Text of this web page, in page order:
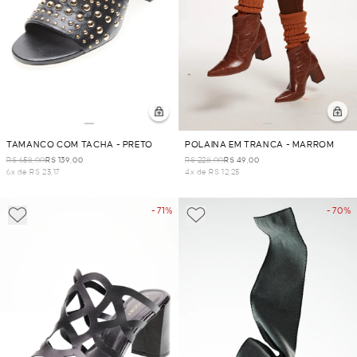
TAMANCO COM TACHA - PRETO
R$ 658,00R$ 139,00
6x de R$ 23,17
POLAINA EM TRANCA - MARROM
R$ 228,00R$ 49,00
4x de R$ 12,25
- 71% - 70%